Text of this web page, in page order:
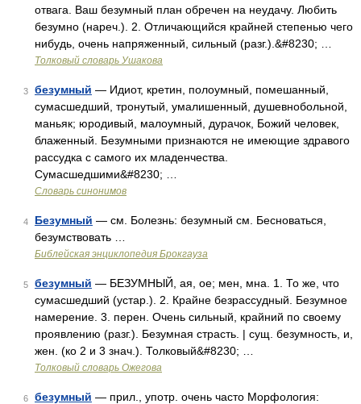
отвага. Ваш безумный план обречен на неудачу. Любить
безумно (нареч.). 2. Отличающийся крайней степенью чего
нибудь, очень напряженный, сильный (разг.).&#8230; …
Толковый словарь Ушакова
3 безумный — Идиот, кретин, полоумный, помешанный,
сумасшедший, тронутый, умалишенный, душевнобольной,
маньяк; юродивый, малоумный, дурачок, Божий человек,
блаженный. Безумными признаются не имеющие здравого
рассудка с самого их младенчества.
Сумасшедшими&#8230; …
Словарь синонимов
4 Безумный — см. Болезнь: безумный см. Бесноваться,
безумствовать …
Библейская энциклопедия Брокгауза
5 безумный — БЕЗУМНЫЙ, ая, ое; мен, мна. 1. То же, что
сумасшедший (устар.). 2. Крайне безрассудный. Безумное
намерение. 3. перен. Очень сильный, крайний по своему
проявлению (разг.). Безумная страсть. | сущ. безумность, и,
жен. (ко 2 и 3 знач.). Толковый&#8230; …
Толковый словарь Ожегова
6 безумный — прил., употр. очень часто Морфология: